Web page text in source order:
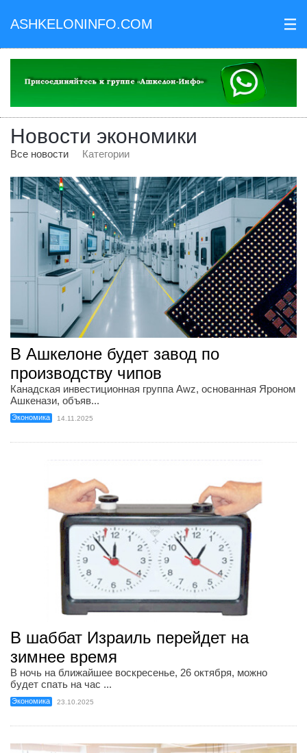
ASHKELONINFO.COM III
Новости экономики
Все новости Категории
В Ашкелоне будет завод по
производству чипов
Канадская инвестиционная группа Awz, основанная Яроном
Ашкенази, объяв...
Экономика 14.11.2025
В шаббат Израиль перейдет на
зимнее время
В ночь на ближайшее воскресенье, 26 октября, можно
будет спать на час ...
Экономика 23.10.2025